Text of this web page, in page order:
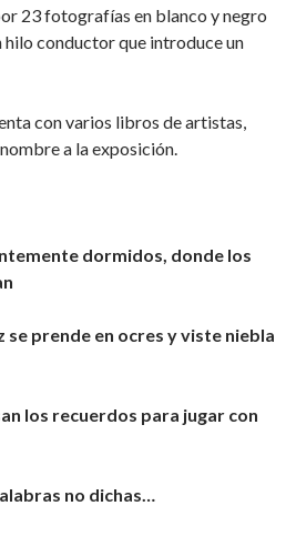
23 fotografías en blanco y negro
hilo conductor que introduce un
con varios libros de artistas,
a la exposición.
dormidos, donde los
se prende en ocres y viste niebla
los recuerdos para jugar con
no dichas…